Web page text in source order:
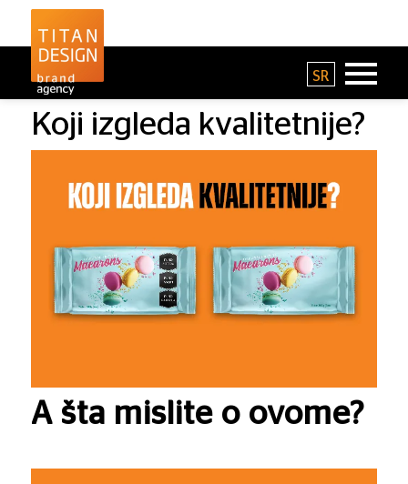
SR
Koji izgleda kvalitetnije?
A šta mislite o ovome?